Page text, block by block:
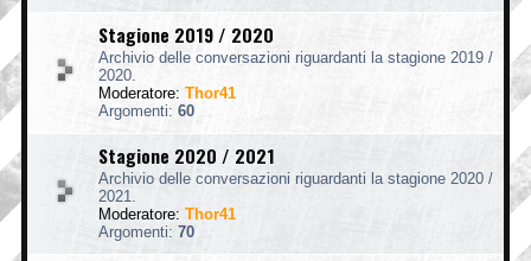
Stagione 2019 / 2020
Archivio delle conversazioni riguardanti la stagione 2019 /
2020.
Moderatore: Thor41
Argomenti: 60
Stagione 2020 / 2021
Archivio delle conversazioni riguardanti la stagione 2020 /
2021.
Moderatore: Thor41
Argomenti: 70